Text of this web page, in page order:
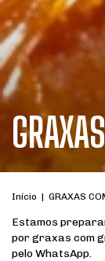
Início | GRAXAS
Estamos
por graxas com
pelo WhatsApp.